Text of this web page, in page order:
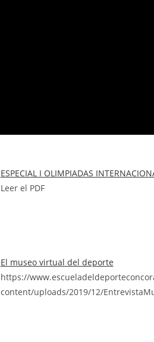
ESPECIAL I OLIMPIADAS
Leer el PDF
El museo virtual del deporte
https://
content/uploads/2019/12/